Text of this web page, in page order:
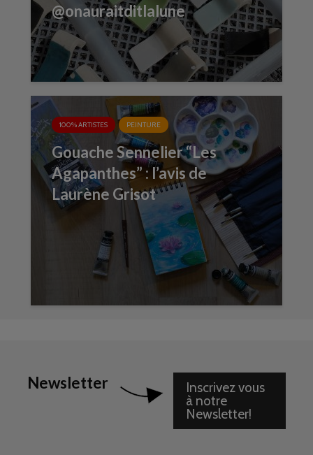
@onauraitditlalune
100% ARTISTES PEINTURE
Gouache Sennelier “Les
Agapanthes” : l’avis de
Laurène Grisot
Newsletter
Inscrivez vous
à notre
Newsletter!